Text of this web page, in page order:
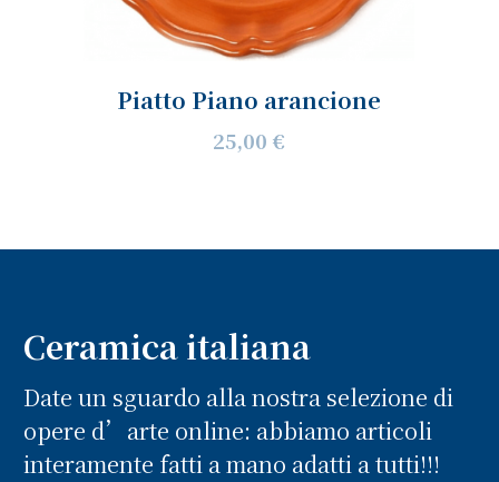
Piatto Piano arancione
25,00 €
Ceramica italiana
Date un sguardo alla nostra selezione di
opere d’arte online: abbiamo articoli
interamente fatti a mano adatti a tutti!!!